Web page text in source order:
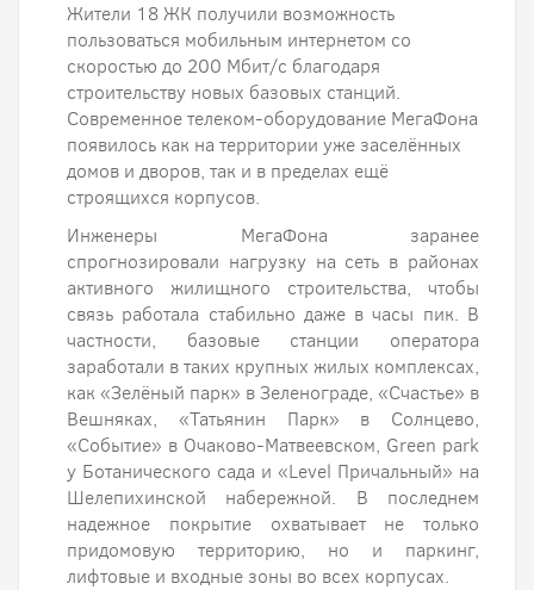
Жители 18 ЖК получили возможность
пользоваться мобильным интернетом со
скоростью до 200 Мбит/с благодаря
строительству новых базовых станций.
Современное телеком-оборудование МегаФона
появилось как на территории уже заселённых
домов и дворов, так и в пределах ещё
строящихся корпусов.
Инженеры МегаФона заранее
спрогнозировали нагрузку на сеть в районах
активного жилищного строительства, чтобы
связь работала стабильно даже в часы пик. В
частности, базовые станции оператора
заработали в таких крупных жилых комплексах,
как «Зелёный парк» в Зеленограде, «Счастье» в
Вешняках, «Татьянин Парк» в Солнцево,
«Событие» в Очаково-Матвеевском, Green park
у Ботанического сада и «Level Причальный» на
Шелепихинской набережной. В последнем
надежное покрытие охватывает не только
придомовую территорию, но и паркинг,
лифтовые и входные зоны во всех корпусах.